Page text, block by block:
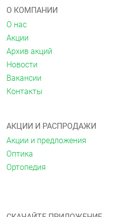
О КОМПАНИИ
О нас
Акции
Архив акций
Новости
Вакансии
Контакты
АКЦИИ И РАСПРОДАЖИ
Акции и предложения
Оптика
Ортопедия